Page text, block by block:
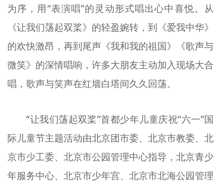
为序，用“表演唱”的灵动形式唱出心中喜悦。从
《让我们荡起双桨》的轻盈婉转，到《爱我中华》
的欢快激昂，再到尾声《我和我的祖国》《歌声与
微笑》的深情唱响，许多大朋友主动加入现场大合
唱，歌声与笑声在红墙白塔间久久回荡。
“让我们荡起双桨”首都少年儿童庆祝“六一”国
际儿童节主题活动由北京团市委、北京市教委、北
京市少工委、北京市公园管理中心指导，北京青少
年服务中心、北京市少年宫、北京市北海公园管理